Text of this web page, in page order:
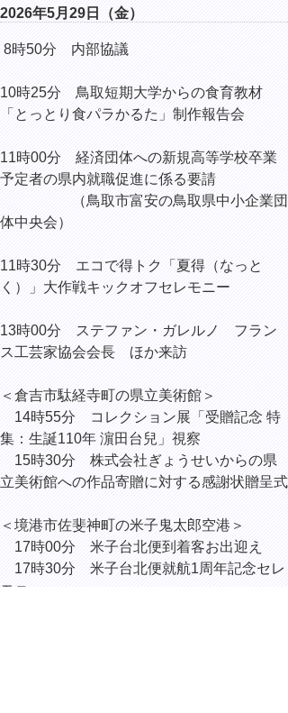
2026年5月29日（金）
8時50分 内部協議
10時25分 鳥取短期大学からの食育教材
「とっとり食パラかるた」制作報告会
11時00分 経済団体への新規高等学校卒業
予定者の県内就職促進に係る要請
（鳥取市富安の鳥取県中小企業団
体中央会）
11時30分 エコで得トク「夏得（なっと
く）」大作戦キックオフセレモニー
13時00分 ステファン・ガレルノ フラン
ス工芸家協会会長 ほか来訪
＜倉吉市駄経寺町の県立美術館＞
14時55分 コレクション展「受贈記念 特
集：生誕110年 濵田台兒」視察
15時30分 株式会社ぎょうせいからの県
立美術館への作品寄贈に対する感謝状贈呈式
＜境港市佐斐神町の米子鬼太郎空港＞
17時00分 米子台北便到着客お出迎え
17時30分 米子台北便就航1周年記念セレ
モニー